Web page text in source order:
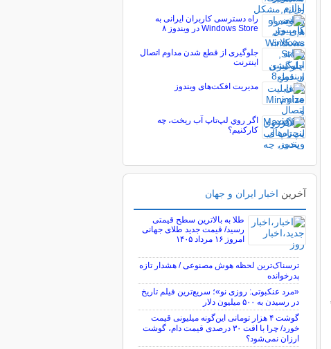
راه دسترسی کاربران ایرانی به
Windows Store در ویندوز ۸
جلوگیری از قطع شدن مداوم اتصال
اینترنت
مدیریت افکت‌های ویندوز
اگر روي لپ‌تاپ آب ريخت، چه
کارکنيم؟
آخرین اخبار ایران و جهان
طلا به بالاترین سطح قیمتی
رسید/ قیمت جدید طلای جهانی
امروز ۱۶ مرداد ۱۴۰۵
ترسناک‌ترین لحظه هوش مصنوعی / هشدار تازه
پدرخوانده
«مرد عنکبوتی: روزی نو»؛ سریع‌ترین فیلم تاریخ
در رسیدن به ۵۰۰ میلیون دلار
گوشت ۴ هزار تومانی این‌گونه میلیونی قیمت
خورد/ چرا با افت ۳۰ درصدی قیمت دام، گوشت
ارزان نمی‌شود؟